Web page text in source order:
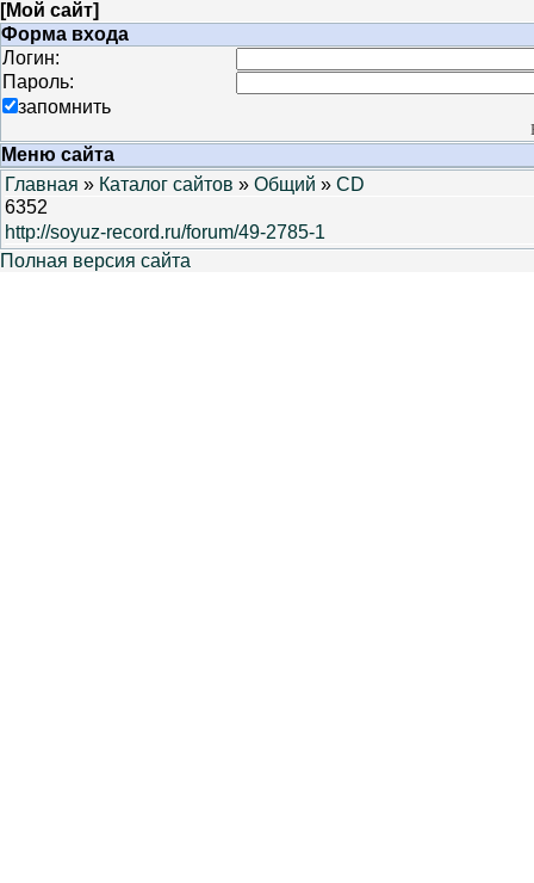
[Мой сайт]
Форма входа
Логин:
Пароль:
запомнить
Меню сайта
Главная » Каталог сайтов » Общий » CD
6352
http://soyuz-record.ru/forum/49-2785-1
Полная версия сайта